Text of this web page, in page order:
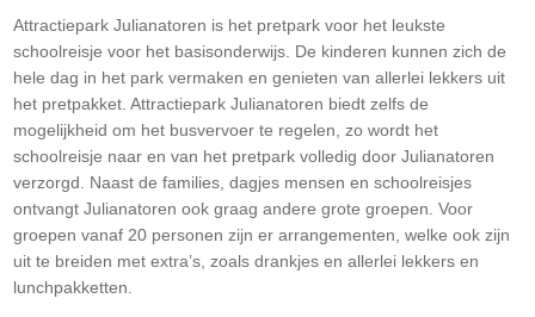
Attractiepark Julianatoren is het pretpark voor het leukste
schoolreisje voor het basisonderwijs. De kinderen kunnen zich de
hele dag in het park vermaken en genieten van allerlei lekkers uit
het pretpakket. Attractiepark Julianatoren biedt zelfs de
mogelijkheid om het busvervoer te regelen, zo wordt het
schoolreisje naar en van het pretpark volledig door Julianatoren
verzorgd. Naast de families, dagjes mensen en schoolreisjes
ontvangt Julianatoren ook graag andere grote groepen. Voor
groepen vanaf 20 personen zijn er arrangementen, welke ook zijn
uit te breiden met extra’s, zoals drankjes en allerlei lekkers en
lunchpakketten.